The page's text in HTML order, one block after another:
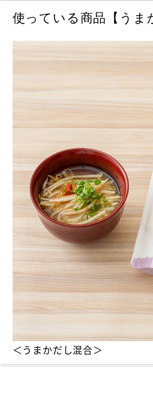
使っている商品【うま
＜うまかだし混合＞